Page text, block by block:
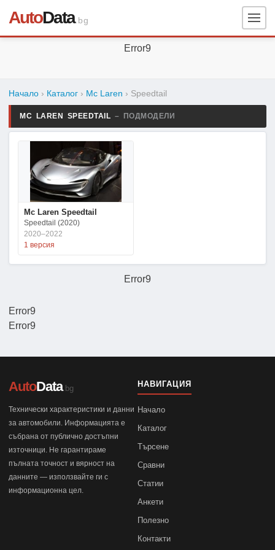
AutoData.bg
Error9
Error9
Начало › Каталог › Mc Laren › Speedtail
MC LAREN SPEEDTAIL – ПОДМОДЕЛИ
Mc Laren Speedtail
Speedtail (2020)
2020–2022
1 версия
Error9
Error9
AutoData.bg
Технически характеристики и данни
за автомобили. Информацията е
събрана от публично достъпни
източници. Не гарантираме
пълната точност и вярност на
данните — използвайте ги с
информационна цел.
НАВИГАЦИЯ
Начало
Каталог
Търсене
Сравни
Статии
Анкети
Полезно
Контакти